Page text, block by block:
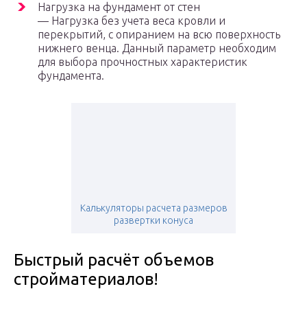
Нагрузка на фундамент от стен
— Нагрузка без учета веса кровли и
перекрытий, с опиранием на всю поверхность
нижнего венца. Данный параметр необходим
для выбора прочностных характеристик
фундамента.
Калькуляторы расчета размеров
развертки конуса
Быстрый расчёт объемов
стройматериалов!